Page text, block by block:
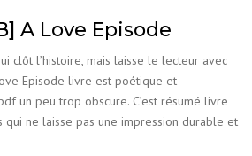
A Love Episode
clôt l’histoire, mais laisse le lecteur avec
Episode livre est poétique et
un peu trop obscure. C’est résumé livre
qui ne laisse pas une impression durable et